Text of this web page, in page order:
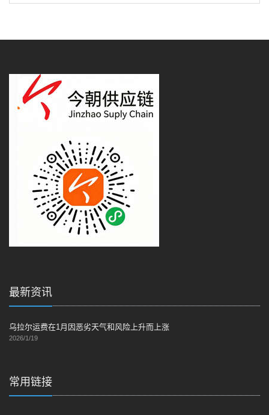
最新资讯
乌拉尔运费在1月因恶劣天气和风险上升而上涨
2026/1/19
常用链接